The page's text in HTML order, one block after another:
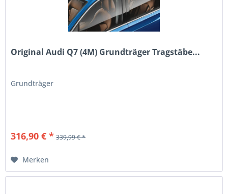
Original Audi Q7 (4M) Grundträger Tragstäbe...
Grundträger
316,90 € * 339,99 € *
Merken